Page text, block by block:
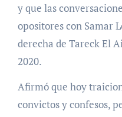
y que las
opositores con Samar
derecha de Tareck El
2020.
Afirmó que hoy
convictos y confesos,